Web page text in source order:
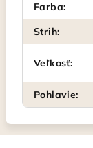
Farba:
Strih:
Veľkosť:
Pohlavie: